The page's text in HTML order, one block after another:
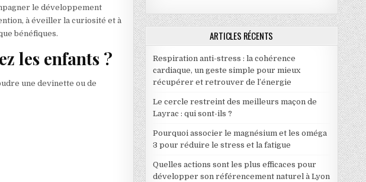
le développement
à éveiller la curiosité et à
bénéfiques.
les enfants ?
une devinette ou de
ARTICLES RÉCENTS
Respiration anti-stress : la cohérence
cardiaque, un geste simple pour mieux
récupérer et retrouver de l’énergie
Le cercle restreint des meilleurs maçon de
Layrac : qui sont-ils ?
Pourquoi associer le magnésium et les oméga
3 pour réduire le stress et la fatigue
Quelles actions sont les plus efficaces pour
développer son référencement naturel à Lyon